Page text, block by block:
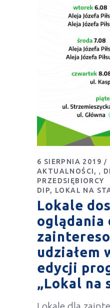
6 SIERPNIA 2019
AKTUALNOŚCI
,
PRZEDSIĘBIORCY
DIP
LOKAL NA
Lokale
oglądania
udziałem
edycji
„Lokal na